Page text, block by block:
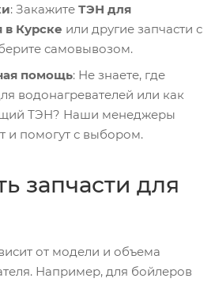
: Закажите ТЭН для
в Курске или другие запчасти с
самовывозом.
помощь: Не знаете, где
водонагревателей или как
ТЭН? Наши менеджеры
и помогут с выбором.
запчасти для
от модели и объема
Например, для бойлеров